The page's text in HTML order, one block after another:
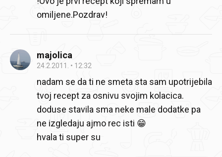
omiljene.Pozdrav!
majolica
24.2.2011. 12:32
nadam se da ti ne smeta sta sam upotrijebila
tvoj recept za osnivu svojim kolacica.
doduse stavila sma neke male dodatke pa
ne izgledaju ajmo rec isti 😁
hvala ti super su